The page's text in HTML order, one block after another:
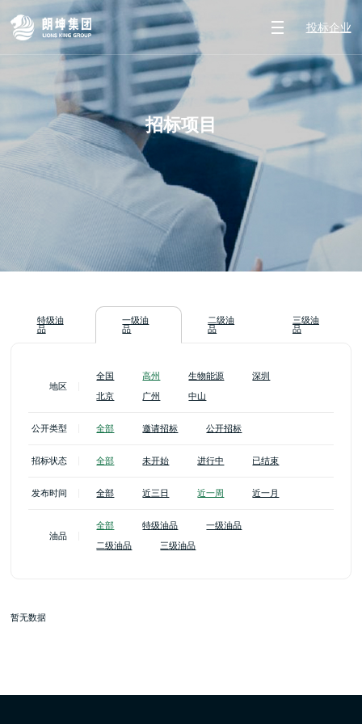
投标企业
招标项目
特级油
品
一级油
品
二级油
品
三级油
品
地区
全国 高州 生物能源 深圳
北京 广州 中山
公开类型 全部 邀请招标 公开招标
招标状态 全部 未开始 进行中 已结束
发布时间 全部 近三日 近一周 近一月
油品
全部 特级油品 一级油品
二级油品 三级油品
暂无数据